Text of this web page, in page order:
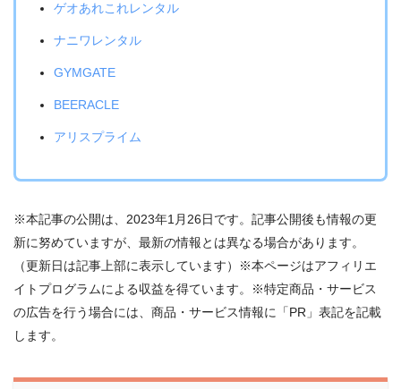
ゲオあれこれレンタル
ナニワレンタル
GYMGATE
BEERACLE
アリスプライム
※本記事の公開は、2023年1月26日です。記事公開後も情報の更
新に努めていますが、最新の情報とは異なる場合があります。
（更新日は記事上部に表示しています）※本ページはアフィリエ
イトプログラムによる収益を得ています。※特定商品・サービス
の広告を行う場合には、商品・サービス情報に「PR」表記を記載
します。